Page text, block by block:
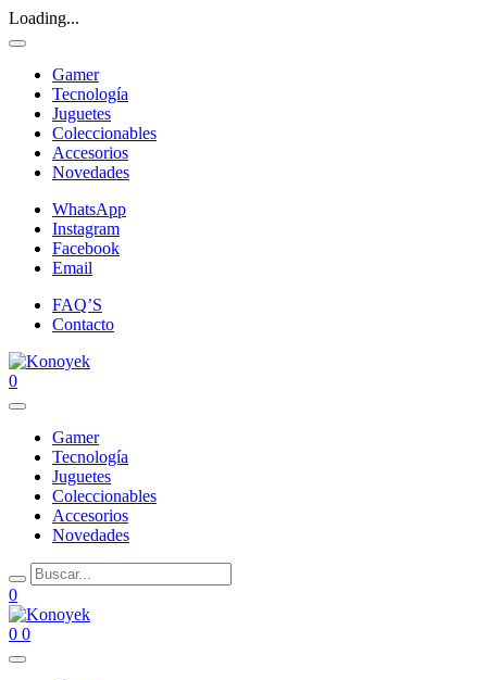
Loading...
Gamer
Tecnología
Juguetes
Coleccionables
Accesorios
Novedades
WhatsApp
Instagram
Facebook
Email
FAQ’S
Contacto
0
Gamer
Tecnología
Juguetes
Coleccionables
Accesorios
Novedades
0
0 0